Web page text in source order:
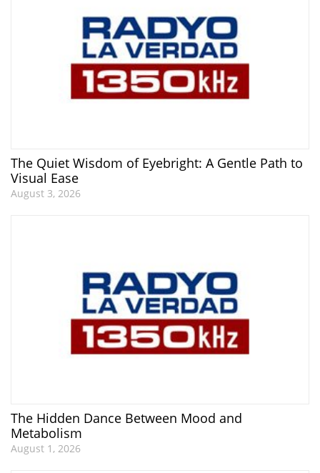
The Quiet Wisdom of Eyebright: A Gentle Path to
Visual Ease
August 3, 2026
The Hidden Dance Between Mood and
Metabolism
August 1, 2026